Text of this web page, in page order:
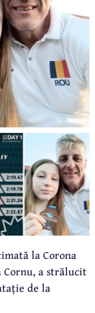
la Corona
Cornu, a strălucit
de la